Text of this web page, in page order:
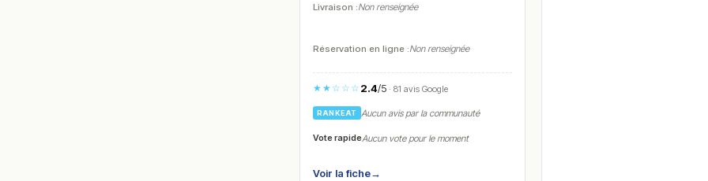
Livraison :Non renseignée
Réservation en ligne :Non renseignée
★★☆☆☆ 2.4/5· 81 avis Google
RANKEAT Aucun avis par la communauté
Vote rapideAucun vote pour le moment
Voir la fiche→